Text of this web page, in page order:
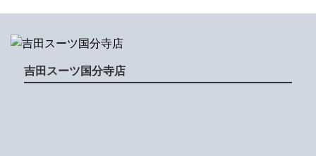
吉田スーツ国分寺店